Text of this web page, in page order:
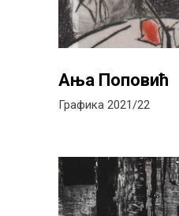
Ања Поповић
Графика 2021/22